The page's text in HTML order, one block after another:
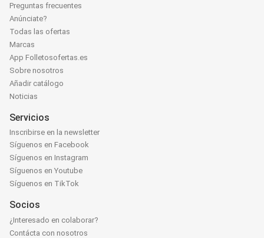
Preguntas frecuentes
Anúnciate?
Todas las ofertas
Marcas
App Folletosofertas.es
Sobre nosotros
Añadir catálogo
Noticias
Servicios
Inscribirse en la newsletter
Síguenos en Facebook
Síguenos en Instagram
Síguenos en Youtube
Síguenos en TikTok
Socios
¿Interesado en colaborar?
Contácta con nosotros